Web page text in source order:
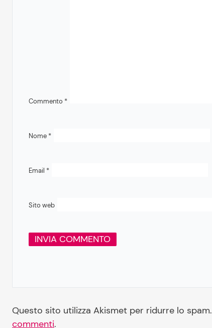
Commento *
Nome *
Email *
Sito web
Questo sito utilizza Akismet per ridurre lo spam.
commenti.